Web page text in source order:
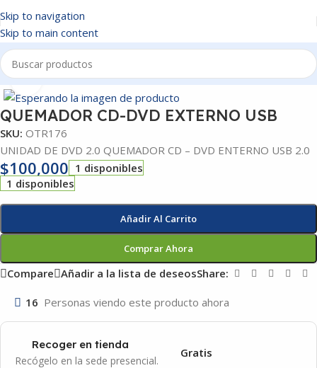
Skip to navigation
Skip to main content
Inicio/OTROS
Click to enlarge
QUEMADOR CD-DVD EXTERNO USB
SKU: OTR176
UNIDAD DE DVD 2.0 QUEMADOR CD – DVD ENTERNO USB 2.0
$100,000 1 disponibles
1 disponibles
Añadir Al Carrito
Comprar Ahora
Compare Añadir a la lista de deseosShare:
16 Personas viendo este producto ahora
Recoger en tienda
Recógelo en la sede presencial.
Gratis